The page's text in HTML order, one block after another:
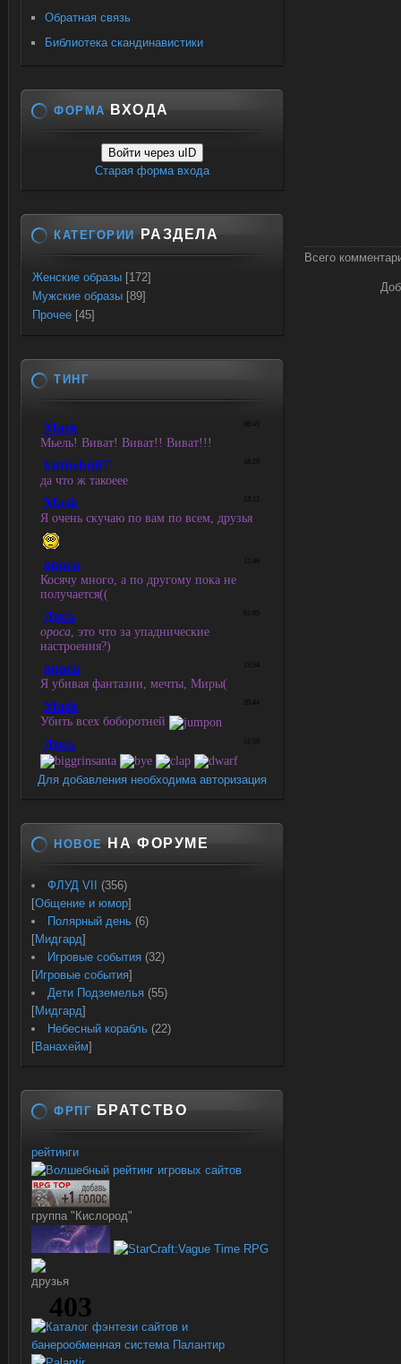
Всего
Обратная связь
Библиотека скандинавистики
ФОРМА ВХОДА
Войти через uID
Старая форма входа
КАТЕГОРИИ РАЗДЕЛА
Женские образы [172]
Мужские образы [89]
Прочее [45]
ТИНГ
Для добавления необходима авторизация
НОВОЕ НА ФОРУМЕ
ФЛУД VII
(356)
[Общение и юмор]
Полярный день (6)
[Мидгард]
Игровые события (32)
[Игровые события]
Дети Подземелья (55)
[Мидгард]
Небесный корабль (22)
[Ванахейм]
ФРПГ БРАТСТВО
рейтинги
группа "Кислород"
друзья